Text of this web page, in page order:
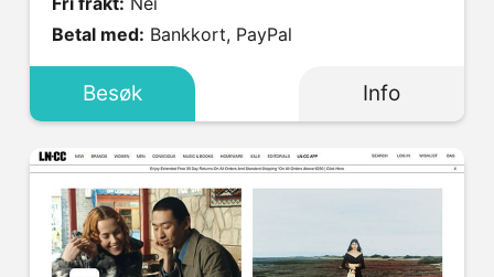
Betal med: Bankkort, PayPal
Besøk Info